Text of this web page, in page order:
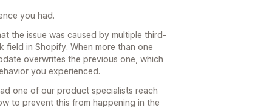
you had.
the issue was caused by multiple third-
in Shopify. When more than one
overwrites the previous one, which
you experienced.
one of our product specialists reach
to prevent this from happening in the